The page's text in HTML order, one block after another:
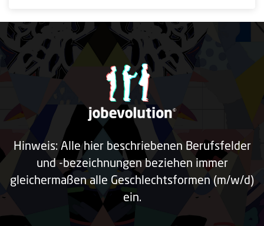
Hinweis: Alle hier beschriebenen Berufsfelder
und -bezeichnungen beziehen immer
gleichermaßen alle Geschlechtsformen (m/w/d)
ein.